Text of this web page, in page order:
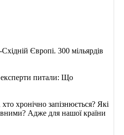
Європі. 300 мільярдів
експерти питали: Що
хронічно запізнюється? Які
Адже для нашої країни